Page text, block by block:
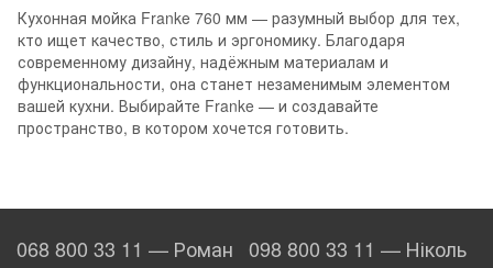
Кухонная мойка Franke 760 мм — разумный выбор для тех,
кто ищет качество, стиль и эргономику. Благодаря
современному дизайну, надёжным материалам и
функциональности, она станет незаменимым элементом
вашей кухни. Выбирайте Franke — и создавайте
пространство, в котором хочется готовить.
068 800 33 11 — Роман 098 800 33 11 — Ніколь